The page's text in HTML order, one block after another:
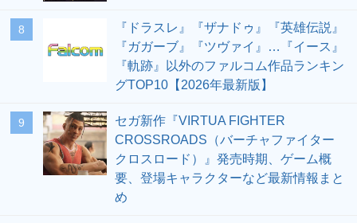
8
『ドラスレ』『ザナドゥ』『英雄伝説』
『ガガーブ』『ツヴァイ』…『イース』
『軌跡』以外のファルコム作品ランキン
グTOP10【2026年最新版】
9
セガ新作『VIRTUA FIGHTER
CROSSROADS（バーチャファイター
クロスロード）』発売時期、ゲーム概
要、登場キャラクターなど最新情報まと
め